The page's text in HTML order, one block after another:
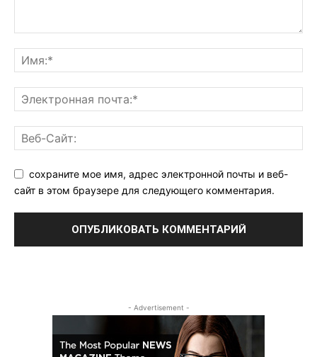
сохраните мое имя, адрес электронной почты и веб-
сайт в этом браузере для следующего комментария.
- Advertisement -